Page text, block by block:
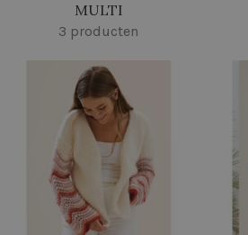
MULTI
3 producten